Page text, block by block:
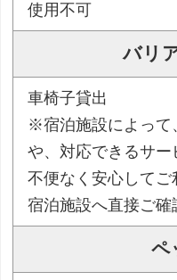
使用不可
バリ
車椅子貸出
※宿泊施設によって
や、対応できるサ
不便なく安心して
宿泊施設へ直接ご確
ペ